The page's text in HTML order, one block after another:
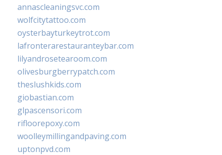
annascleaningsvc.com
wolfcitytattoo.com
oysterbayturkeytrot.com
lafronterarestauranteybar.com
lilyandrosetearoom.com
olivesburgberrypatch.com
theslushkids.com
giobastian.com
glpascensori.com
rifloorepoxy.com
woolleymillingandpaving.com
uptonpvd.com